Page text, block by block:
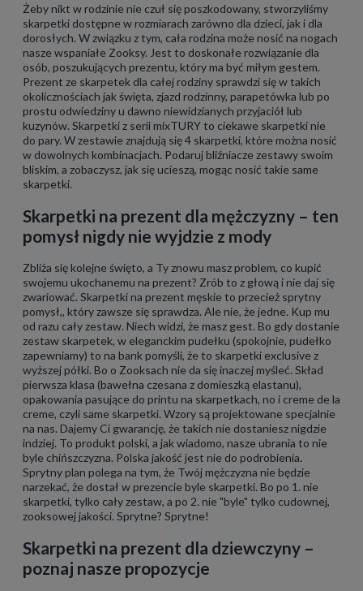
Żeby nikt w rodzinie nie czuł się poszkodowany, stworzyliśmy
skarpetki dostępne w rozmiarach zarówno dla dzieci, jak i dla
dorosłych. W związku z tym, cała rodzina może nosić na nogach
nasze wspaniałe Zooksy. Jest to doskonałe rozwiązanie dla
osób, poszukujących prezentu, który ma być miłym gestem.
Prezent ze skarpetek dla całej rodziny sprawdzi się w takich
okolicznościach jak święta, zjazd rodzinny, parapetówka lub po
prostu odwiedziny u dawno niewidzianych przyjaciół lub
kuzynów. Skarpetki z serii mixTURY to ciekawe skarpetki nie
do pary. W zestawie znajdują się 4 skarpetki, które można nosić
w dowolnych kombinacjach. Podaruj bliźniacze zestawy swoim
bliskim, a zobaczysz, jak się ucieszą, mogąc nosić takie same
skarpetki.
Skarpetki na prezent dla mężczyzny – ten
pomysł nigdy nie wyjdzie z mody
Zbliża się kolejne święto, a Ty znowu masz problem, co kupić
swojemu ukochanemu na prezent? Zrób to z głową i nie daj się
zwariować. Skarpetki na prezent męskie to przecież sprytny
pomysł,, który zawsze się sprawdza. Ale nie, że jedne. Kup mu
od razu cały zestaw. Niech widzi, że masz gest. Bo gdy dostanie
zestaw skarpetek, w eleganckim pudełku (spokojnie, pudełko
zapewniamy) to na bank pomyśli, że to skarpetki exclusive z
wyższej półki. Bo o Zooksach nie da się inaczej myśleć. Skład
pierwsza klasa (bawełna czesana z domieszką elastanu),
opakowania pasujące do printu na skarpetkach, no i creme de la
creme, czyli same skarpetki. Wzory są projektowane specjalnie
na nas. Dajemy Ci gwarancję, że takich nie dostaniesz nigdzie
indziej. To produkt polski, a jak wiadomo, nasze ubrania to nie
byle chińszczyzna. Polska jakość jest nie do podrobienia.
Sprytny plan polega na tym, że Twój mężczyzna nie będzie
narzekać, że dostał w prezencie byle skarpetki. Bo po 1. nie
skarpetki, tylko cały zestaw, a po 2. nie "byle" tylko cudownej,
zooksowej jakości. Sprytne? Sprytne!
Skarpetki na prezent dla dziewczyny –
poznaj nasze propozycje